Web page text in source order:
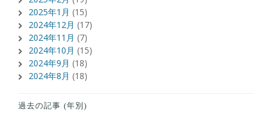
2025年1月 (15)
2024年12月 (17)
2024年11月 (7)
2024年10月 (15)
2024年9月 (18)
2024年8月 (18)
過去の記事 (年別)